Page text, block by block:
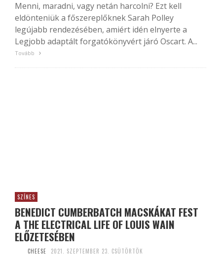
Menni, maradni, vagy netán harcolni? Ezt kell
eldönteniük a főszereplőknek Sarah Polley
legújabb rendezésében, amiért idén elnyerte a
Legjobb adaptált forgatókönyvért járó Oscart. A...
Tovább
SZÍNES
BENEDICT CUMBERBATCH MACSKÁKAT FEST
A THE ELECTRICAL LIFE OF LOUIS WAIN
ELŐZETESÉBEN
CHEESE 2021. SZEPTEMBER 23. CSÜTÖRTÖK